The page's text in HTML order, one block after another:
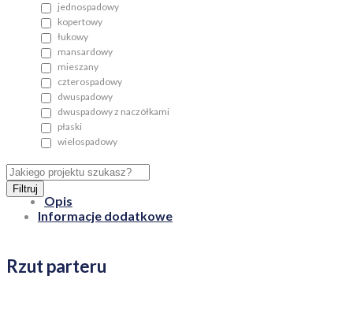
jednospadowy
kopertowy
łukowy
mansardowy
mieszany
czterospadowy
dwuspadowy
dwuspadowy z naczółkami
płaski
wielospadowy
Filtruj
Opis
Informacje dodatkowe
Rzut parteru